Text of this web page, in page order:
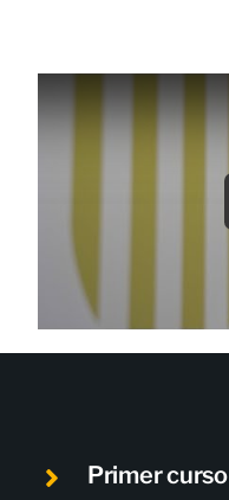
Primer curso